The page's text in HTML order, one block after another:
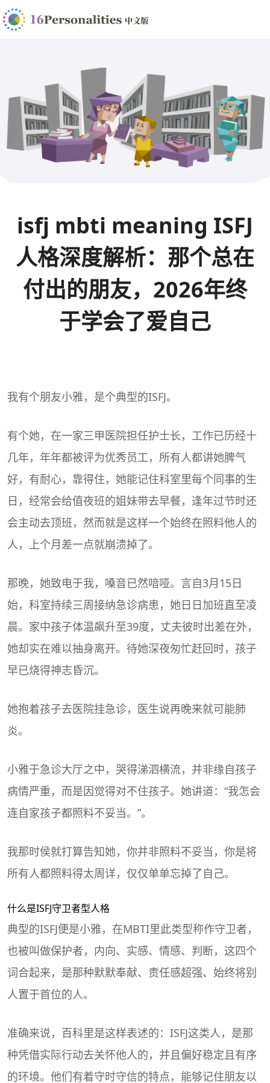
isfj mbti meaning ISFJ
人格深度解析：那个总在
付出的朋友，2026年终
于学会了爱自己
我有个朋友小雅，是个典型的ISFJ。
有个她，在一家三甲医院担任护士长，工作已历经十
几年，年年都被评为优秀员工，所有人都讲她脾气
好，有耐心，靠得住，她能记住科室里每个同事的生
日，经常会给值夜班的姐妹带去早餐，逢年过节时还
会主动去顶班，然而就是这样一个始终在照料他人的
人，上个月差一点就崩溃掉了。
那晚，她致电于我，嗓音已然喑哑。言自3月15日
始，科室持续三周接纳急诊病患，她日日加班直至凌
晨。家中孩子体温飙升至39度，丈夫彼时出差在外，
她却实在难以抽身离开。待她深夜匆忙赶回时，孩子
早已烧得神志昏沉。
她抱着孩子去医院挂急诊，医生说再晚来就可能肺
炎。
小雅于急诊大厅之中，哭得涕泗横流，并非缘自孩子
病情严重，而是因觉得对不住孩子。她讲道：“我怎会
连自家孩子都照料不妥当。”。
我那时侯就打算告知她，你并非照料不妥当，你是将
所有人都照料得太周详，仅仅单单忘掉了自己。
什么是ISFJ守卫者型人格
典型的ISFJ便是小雅，在MBTI里此类型称作守卫者，
也被叫做保护者，内向、实感、情感、判断，这四个
词合起来，是那种默默奉献、责任感超强、始终将别
人置于首位的人。
准确来说，百科里是这样表述的：ISFJ这类人，是那
种凭借实际行动去关怀他人的，并且偏好稳定且有序
的环境。他们有着守时守信的特点，能够记住朋友以